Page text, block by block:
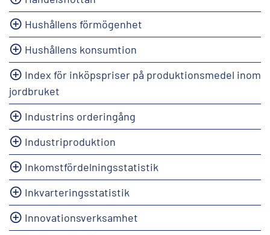
Hushållens förmögenhet
Hushållens konsumtion
Index för inköpspriser på produktionsmedel inom
jordbruket
Industrins orderingång
Industriproduktion
Inkomstfördelningsstatistik
Inkvarteringsstatistik
Innovationsverksamhet